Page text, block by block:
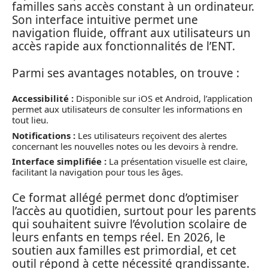
familles sans accès constant à un ordinateur.
Son interface intuitive permet une
navigation fluide, offrant aux utilisateurs un
accès rapide aux fonctionnalités de l’ENT.
Parmi ses avantages notables, on trouve :
Accessibilité : Disponible sur iOS et Android, l’application
permet aux utilisateurs de consulter les informations en
tout lieu.
Notifications : Les utilisateurs reçoivent des alertes
concernant les nouvelles notes ou les devoirs à rendre.
Interface simplifiée : La présentation visuelle est claire,
facilitant la navigation pour tous les âges.
Ce format allégé permet donc d’optimiser
l’accès au quotidien, surtout pour les parents
qui souhaitent suivre l’évolution scolaire de
leurs enfants en temps réel. En 2026, le
soutien aux familles est primordial, et cet
outil répond à cette nécessité grandissante.